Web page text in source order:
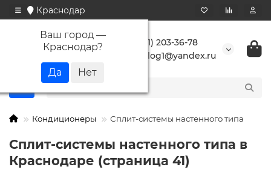
Краснодар
Ваш город —
Краснодар?
+7 (861) 203-36-78
buranlog1@yandex.ru
Кондиционеры Сплит-системы настенного типа
Сплит-системы настенного типа в
Краснодаре (страница 41)